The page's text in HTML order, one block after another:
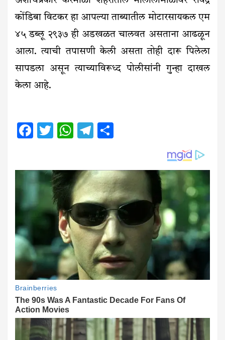
कोंडिबा विटकर हा आपल्या ताब्यातील मोटारसायकल एम
४५ डब्लू २९३७ ही अडखळत चालवत असताना आढळून
आला. त्याची तपासणी केली असता तोही दारू पिलेला
सापडला असून त्याच्याविरूध्द पोलीसांनी गुन्हा दाखल
केला आहे.
Facebook
Twitter
WhatsApp
Telegram